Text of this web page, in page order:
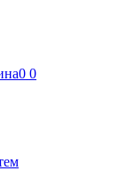
0 0